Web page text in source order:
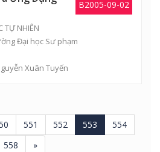
B2005-09-02
TỰ NHIÊN
Đại học Sư phạm
Xuân Tuyến
551 552 553
554
558 »